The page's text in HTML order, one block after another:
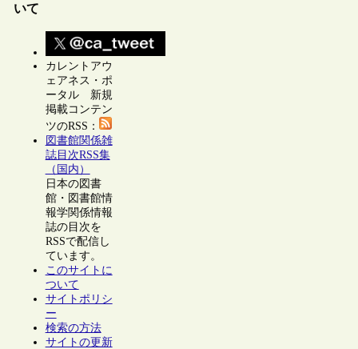
いて
カレントアウ
ェアネス・ポ
ータル 新規
掲載コンテン
ツのRSS：
図書館関係雑
誌目次RSS集
（国内）
日本の図書
館・図書館情
報学関係情報
誌の目次を
RSSで配信し
ています。
このサイトに
ついて
サイトポリシ
ー
検索の方法
サイトの更新